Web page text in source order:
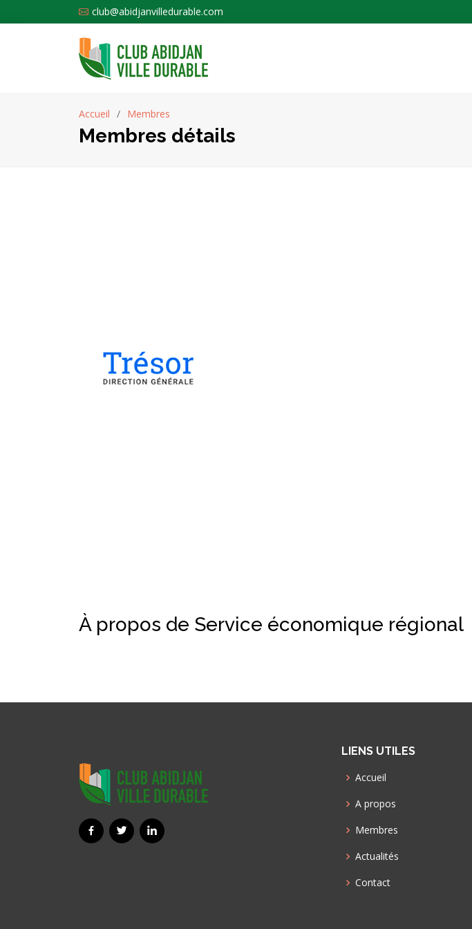
club@abidjanvilledurable.com
Accueil Membres
Membres détails
À propos de Service économique régional
LIENS UTILES
Accueil
A propos
Membres
Actualités
Contact